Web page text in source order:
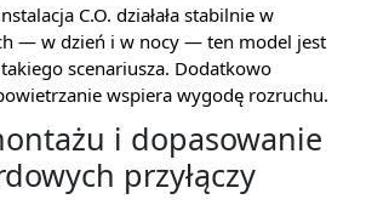
C.O. działała stabilnie w
— w dzień i w nocy — ten model jest
scenariusza. Dodatkowo
wspiera wygodę rozruchu.
i dopasowanie
przyłączy